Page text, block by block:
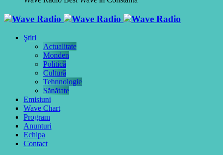
Ştiri
Actualitate
Monden
Politică
Cultură
Tehnnologie
Sănătate
Emisiuni
Wave Chart
Program
Anunturi
Echipa
Contact